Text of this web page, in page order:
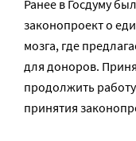
Ранее в Госдуму
законопроект о
мозга, где
для доноров.
продолжить
принятия